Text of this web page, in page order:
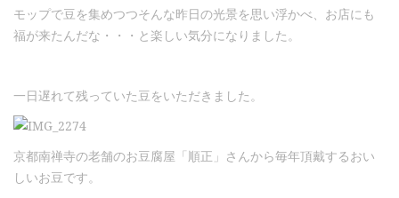
モップで豆を集めつつそんな昨日の光景を思い浮かべ、お店にも
福が来たんだな・・・と楽しい気分になりました。
一日遅れて残っていた豆をいただきました。
京都南禅寺の老舗のお豆腐屋「順正」さんから毎年頂戴するおい
しいお豆です。